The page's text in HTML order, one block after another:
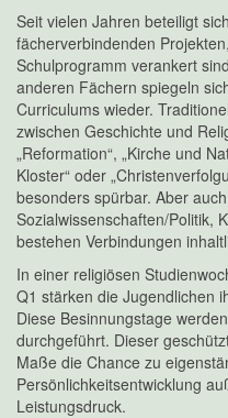
Seit vielen Jahren beteiligt
fächerverbindenden
Schulprogramm verankert
anderen Fächern spiegeln
Curriculums wieder.
zwischen Geschichte und
„Reformation“, „Kirche und
Kloster“ oder
besonders spürbar. Aber
Sozialwissenschaften/Politik,
bestehen Verbindungen
In einer religiösen
Q1 stärken die Jugendlichen
Diese Besinnungstage
durchgeführt. Dieser
Maße die Chance zu
Persönlichkeitsentwicklung
Leistungsdruck.